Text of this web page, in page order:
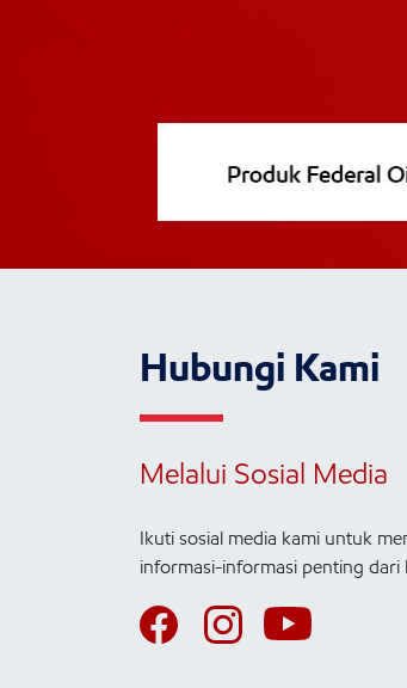
Hubungi Kami
Melalui Sosial Media
Ikuti sosial media kami untuk
informasi-informasi penting dari